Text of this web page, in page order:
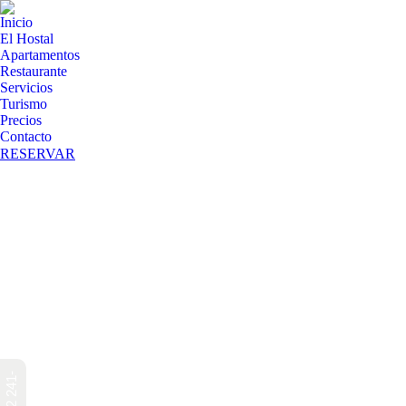
Inicio
El Hostal
Apartamentos
Restaurante
Servicios
Turismo
Precios
Contacto
RESERVAR